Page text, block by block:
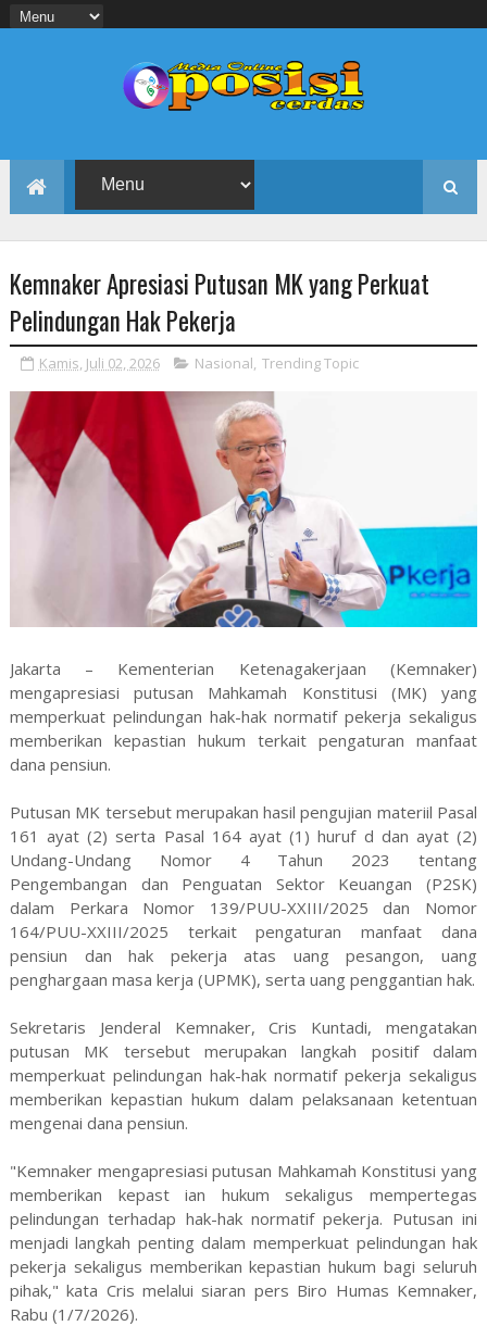
Kemnaker Apresiasi Putusan MK yang Perkuat
Pelindungan Hak Pekerja
Kamis, Juli 02, 2026 Nasional, Trending Topic
Jakarta – Kementerian Ketenagakerjaan (Kemnaker)
mengapresiasi putusan Mahkamah Konstitusi (MK) yang
memperkuat pelindungan hak-hak normatif pekerja sekaligus
memberikan kepastian hukum terkait pengaturan manfaat
dana pensiun.
Putusan MK tersebut merupakan hasil pengujian materiil Pasal
161 ayat (2) serta Pasal 164 ayat (1) huruf d dan ayat (2)
Undang-Undang Nomor 4 Tahun 2023 tentang
Pengembangan dan Penguatan Sektor Keuangan (P2SK)
dalam Perkara Nomor 139/PUU-XXIII/2025 dan Nomor
164/PUU-XXIII/2025 terkait pengaturan manfaat dana
pensiun dan hak pekerja atas uang pesangon, uang
penghargaan masa kerja (UPMK), serta uang penggantian hak.
Sekretaris Jenderal Kemnaker, Cris Kuntadi, mengatakan
putusan MK tersebut merupakan langkah positif dalam
memperkuat pelindungan hak-hak normatif pekerja sekaligus
memberikan kepastian hukum dalam pelaksanaan ketentuan
mengenai dana pensiun.
"Kemnaker mengapresiasi putusan Mahkamah Konstitusi yang
memberikan kepast ian hukum sekaligus mempertegas
pelindungan terhadap hak-hak normatif pekerja. Putusan ini
menjadi langkah penting dalam memperkuat pelindungan hak
pekerja sekaligus memberikan kepastian hukum bagi seluruh
pihak," kata Cris melalui siaran pers Biro Humas Kemnaker,
Rabu (1/7/2026).